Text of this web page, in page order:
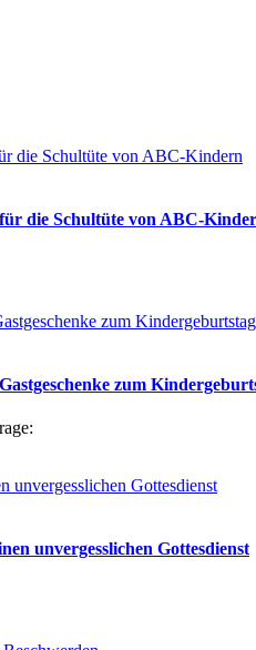
die Schultüte von ABC-
zum
unvergesslichen Gottesdienst